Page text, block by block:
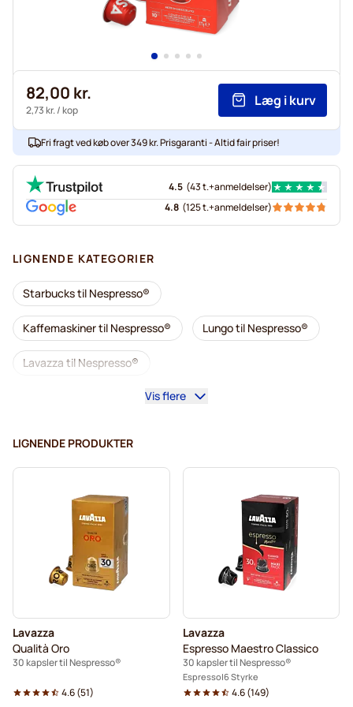
82,00 kr.
2,73 kr./ kop
Læg i kurv
Fri fragt ved køb over 349 kr. Prisgaranti - Altid fair priser!
4.5 (43 t.+anmeldelser)
4.8 (125 t.+anmeldelser)
LIGNENDE KATEGORIER
Starbucks til Nespresso®
Kaffemaskiner til Nespresso® Lungo til Nespresso®
Lavazza til Nespresso®
illy kaffekapsler til Nespresso®
Tilbehør til Nespresso® Alt til kaffen til Nespresso®
Afkalkning og plejeprodukter til Nespresso®
L'OR kaffekapsler til Nespresso®
Segafredo kaffekapsler til Nespresso®
Caffè Borbone til Nespresso® Kapsler til Nespresso®
Merrild kaffekapsler til Nespresso®
Vis flere
LIGNENDE PRODUKTER
Lavazza
Qualità Oro
30 kapsler til Nespresso®
4.6(51)
Lavazza
Espresso Maestro Classico
30 kapsler til Nespresso®
Espresso 6 Styrke
4.6(149)